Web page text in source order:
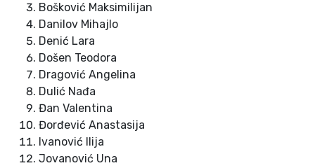
Bošković Maksimilijan
Danilov Mihajlo
Denić Lara
Došen Teodora
Dragović Angelina
Dulić Nađa
Đan Valentina
Đorđević Anastasija
Ivanović Ilija
Jovanović Una